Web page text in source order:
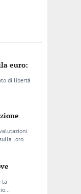
euro:
di libertà
loro…
la